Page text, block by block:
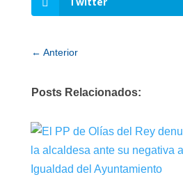
← Anterior
Posts Relacionados: